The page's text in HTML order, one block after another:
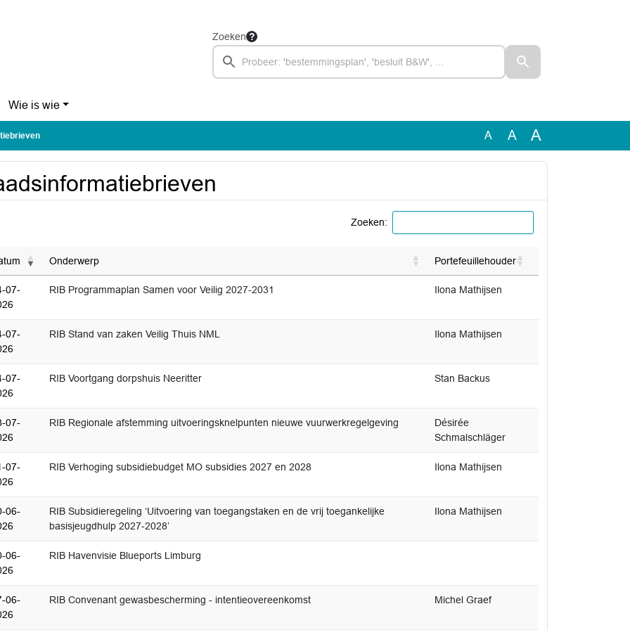
Zoeken
Wie is wie
A A A
Zoeken:
Onderwerp Portefeuillehouder
07-
RIB Programmaplan Samen voor Veilig 2027-2031 Ilona Mathijsen
07-
RIB Stand van zaken Veilig Thuis NML Ilona Mathijsen
07-
RIB Voortgang dorpshuis Neeritter Stan Backus
07-
RIB Regionale afstemming uitvoeringsknelpunten nieuwe vuurwerkregelgeving
Désirée
Schmalschläger
07-
RIB Verhoging subsidiebudget MO subsidies 2027 en 2028 Ilona Mathijsen
06-
RIB Subsidieregeling ‘Uitvoering van toegangstaken en de vrij toegankelijke
basisjeugdhulp 2027-2028’
Ilona Mathijsen
06-
RIB Havenvisie Blueports Limburg
06-
RIB Convenant gewasbescherming - intentieovereenkomst Michel Graef